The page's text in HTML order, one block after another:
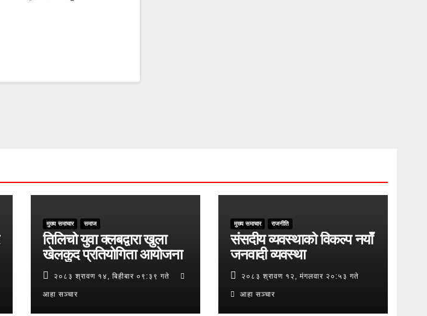
मुख्य समाचार समाज
तिलिचो युवा क्लबद्वारा खुला
खेलकुद प्रतियोगिता आयोजना
२०८३ श्रावण १४, बिहीबार ०९:३९ गते
आहा सञ्चार
मुख्य समाचार राजनीति
संसदीय व्यवस्थाको विकल्प नयाँ
जनवादी व्यवस्था
२०८३ श्रावण १२, मंगलवार २०:५३ गते
आहा सञ्चार